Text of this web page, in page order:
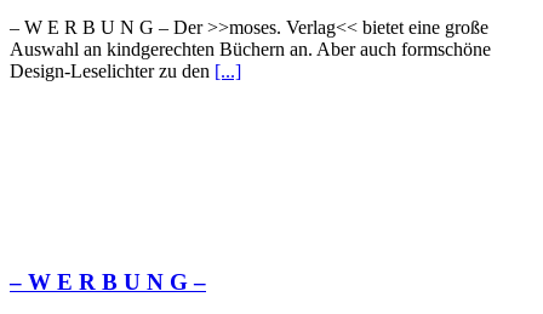
– W Ε R Β U Ν G – Der >>moses. Verlag<< bietet eine große
Auswahl an kindgerechten Büchern an. Aber auch formschöne
Design-Leselichter zu den [...]
– W Ε R Β U Ν G –